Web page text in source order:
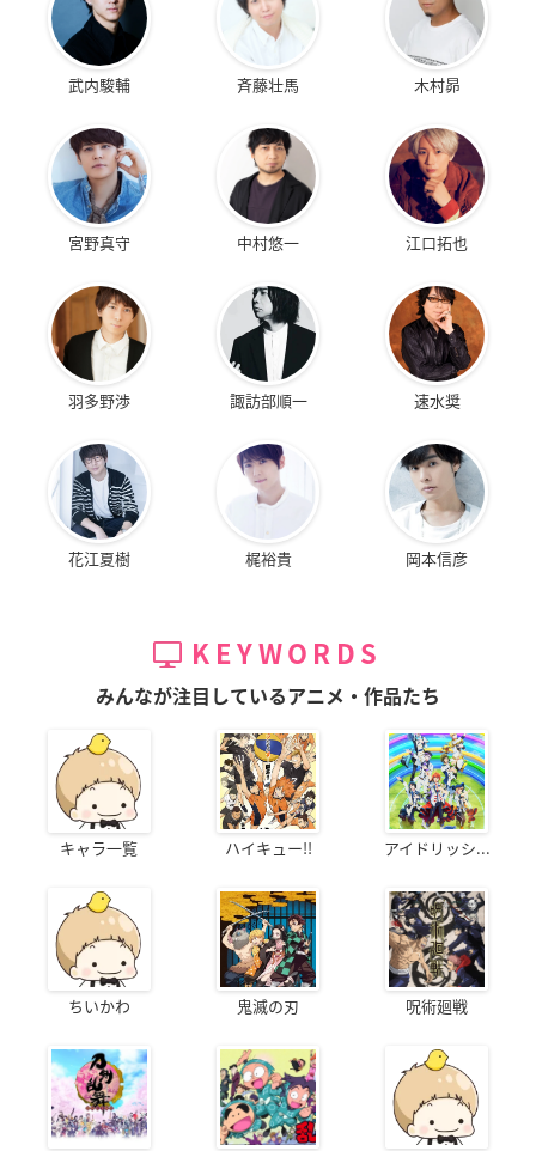
武内駿輔 斉藤壮馬 木村昴
宮野真守 中村悠一 江口拓也
羽多野渉 諏訪部順一 速水奨
花江夏樹 梶裕貴 岡本信彦
KEYWORDS
みんなが注目しているアニメ・作品たち
キャラ一覧 ハイキュー!! アイドリッシ...
ちいかわ 鬼滅の刃 呪術廻戦